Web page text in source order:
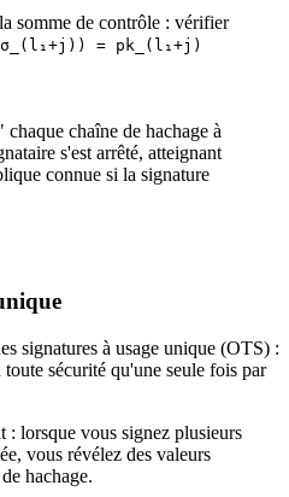
somme de contrôle : vérifier
= pk_(l₁+j)
chaîne de hachage à
s'est arrêté, atteignant
connue si la signature
signatures à usage unique (OTS) :
sécurité qu'une seule fois par
: lorsque vous signez plusieurs
vous révélez des valeurs
hachage.